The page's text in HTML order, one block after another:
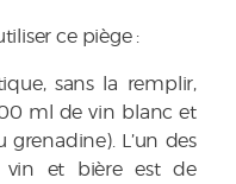
ce piège :
sans la remplir,
ml de vin blanc et
L’un des
vin et bière est de